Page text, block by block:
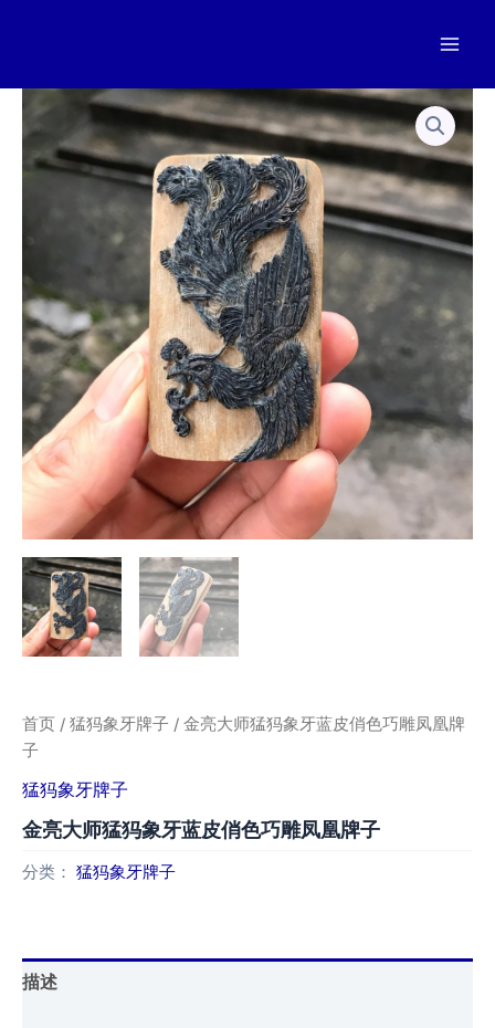
首页 / 猛犸象牙牌子 / 金亮大师猛犸象牙蓝皮俏色巧雕凤凰牌
子
猛犸象牙牌子
金亮大师猛犸象牙蓝皮俏色巧雕凤凰牌子
分类： 猛犸象牙牌子
描述